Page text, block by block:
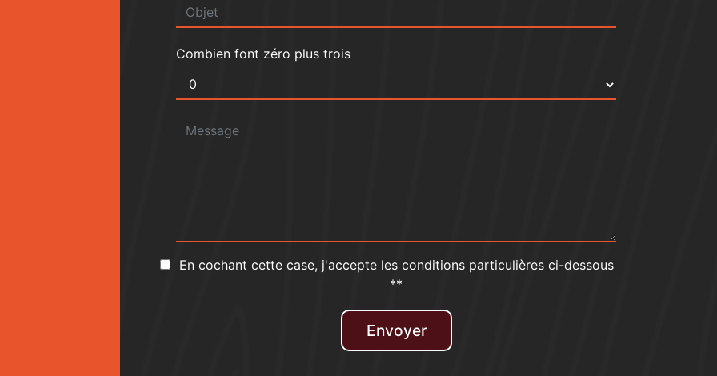
Combien font zéro plus trois
En cochant cette case, j'accepte les conditions particulières ci-dessous
**
Envoyer